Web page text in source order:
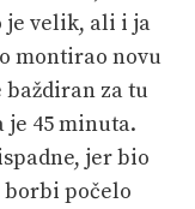
je velik, ali i ja
montirao novu
za tu
45 minuta.
jer bio
borbi počelo